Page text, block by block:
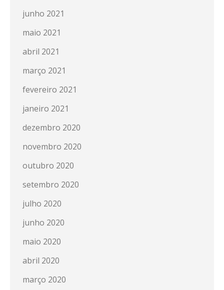
junho 2021
maio 2021
abril 2021
março 2021
fevereiro 2021
janeiro 2021
dezembro 2020
novembro 2020
outubro 2020
setembro 2020
julho 2020
junho 2020
maio 2020
abril 2020
março 2020